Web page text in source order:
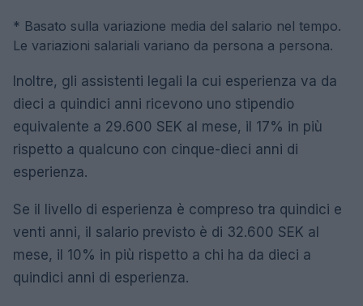
* Basato sulla variazione media del salario nel tempo.
Le variazioni salariali variano da persona a persona.
Inoltre, gli assistenti legali la cui esperienza va da
dieci a quindici anni ricevono uno stipendio
equivalente a 29.600 SEK al mese, il 17% in più
rispetto a qualcuno con cinque-dieci anni di
esperienza.
Se il livello di esperienza è compreso tra quindici e
venti anni, il salario previsto è di 32.600 SEK al
mese, il 10% in più rispetto a chi ha da dieci a
quindici anni di esperienza.